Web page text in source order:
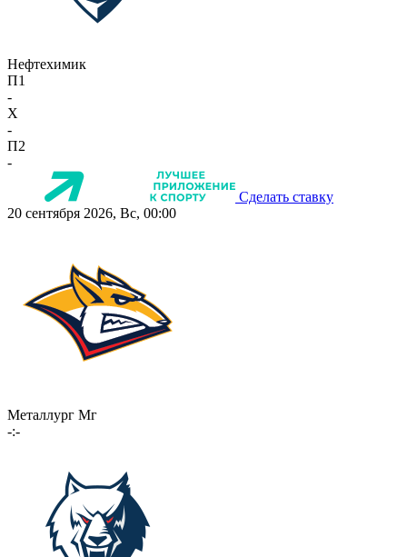
Нефтехимик
П1
-
X
-
П2
-
Сделать ставку
20 сентября 2026, Вс, 00:00
Металлург Мг
-:-